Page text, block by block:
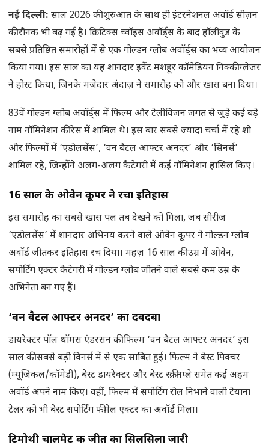
नई दिल्ली: साल 2026 की शुरुआत के साथ ही इंटरनेशनल अवॉर्ड सीज़न
की रौनक भी बढ़ गई है। क्रिटिक्स च्वॉइस अवॉर्ड्स के बाद हॉलीवुड के
सबसे प्रतिष्ठित समारोहों में से एक गोल्डन ग्लोब अवॉर्ड्स का भव्य आयोजन
किया गया। इस साल का यह शानदार इवेंट मशहूर कॉमेडियन निक्की ग्लेजर
ने होस्ट किया, जिनके मज़ेदार अंदाज़ ने समारोह को और खास बना दिया।
83वें गोल्डन ग्लोब अवॉर्ड्स में फिल्म और टेलीविजन जगत से जुड़े कई बड़े
नाम नॉमिनेशन की रेस में शामिल थे। इस बार सबसे ज्यादा चर्चा में रहे शो
और फिल्मों में ‘एडोलसेंस’, ‘वन बैटल आफ्टर अनदर’ और ‘सिनर्स’
शामिल रहे, जिन्होंने अलग-अलग कैटेगरी में कई नॉमिनेशन हासिल किए।
16 साल के ओवेन कूपर ने रचा इतिहास
इस समारोह का सबसे खास पल तब देखने को मिला, जब सीरीज
‘एडोलसेंस’ में शानदार अभिनय करने वाले ओवेन कूपर ने गोल्डन ग्लोब
अवॉर्ड जीतकर इतिहास रच दिया। महज़ 16 साल की उम्र में ओवेन,
सपोर्टिंग एक्टर कैटेगरी में गोल्डन ग्लोब जीतने वाले सबसे कम उम्र के
अभिनेता बन गए हैं।
‘वन बैटल आफ्टर अनदर’ का दबदबा
डायरेक्टर पॉल थॉमस एंडरसन की फिल्म ‘वन बैटल आफ्टर अनदर’ इस
साल की सबसे बड़ी विनर्स में से एक साबित हुई। फिल्म ने बेस्ट पिक्चर
(म्यूजिकल/कॉमेडी), बेस्ट डायरेक्टर और बेस्ट स्क्रीनप्ले समेत कई अहम
अवॉर्ड अपने नाम किए। वहीं, फिल्म में सपोर्टिंग रोल निभाने वाली टेयाना
टेलर को भी बेस्ट सपोर्टिंग फीमेल एक्टर का अवॉर्ड मिला।
टिमोथी चालमेट की जीत का सिलसिला जारी